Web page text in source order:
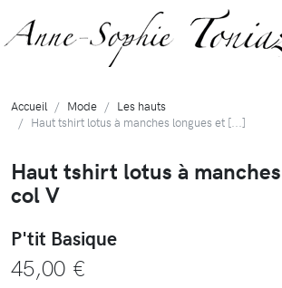
Accueil Mode
Les hauts
Haut tshirt lotus à manches longues et [...]
Haut tshirt lotus à
col V
P'tit Basique
45,00 €